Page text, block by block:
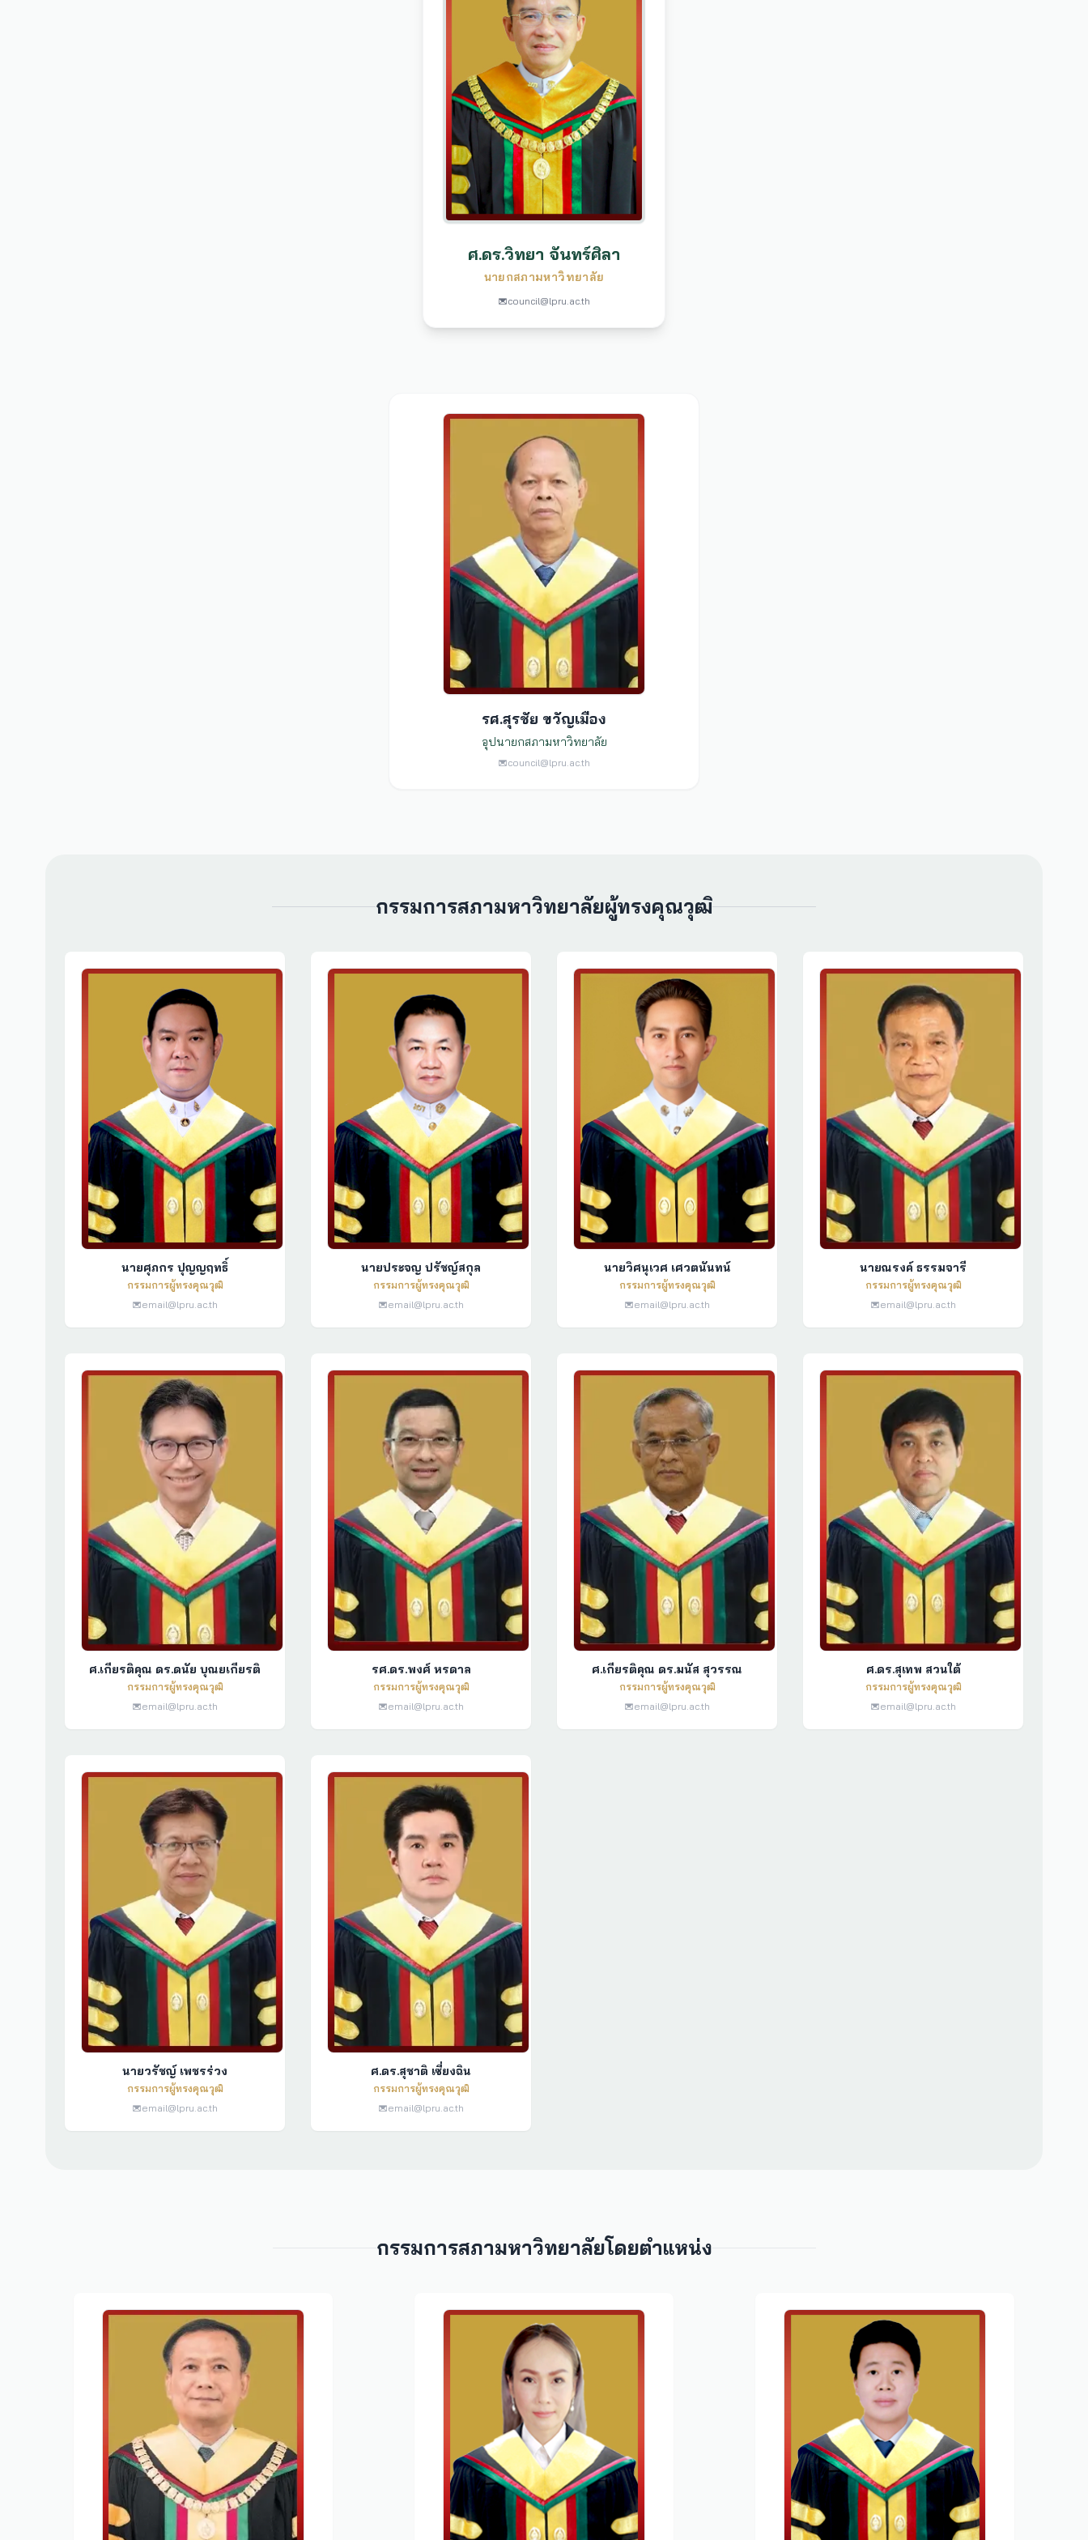
ศ.ดร.วิทยา จันทร์ศิลา
นายกสภามหาวิทยาลัย
council@lpru.ac.th
รศ.สุรชัย ขวัญเมือง
อุปนายกสภามหาวิทยาลัย
council@lpru.ac.th
กรรมการสภามหาวิทยาลัยผู้ทรงคุณวุฒิ
นายศุภกร ปุญญฤทธิ์
กรรมการผู้ทรงคุณวุฒิ
email@lpru.ac.th
นายประจญ ปรัชญ์สกุล
กรรมการผู้ทรงคุณวุฒิ
email@lpru.ac.th
นายวิศนุเวศ เศวตนันทน์
กรรมการผู้ทรงคุณวุฒิ
email@lpru.ac.th
นายณรงค์ ธรรมจารี
กรรมการผู้ทรงคุณวุฒิ
email@lpru.ac.th
ศ.เกียรติคุณ ดร.ดนัย บุณยเกียรติ
กรรมการผู้ทรงคุณวุฒิ
email@lpru.ac.th
รศ.ดร.พงศ์ หรดาล
กรรมการผู้ทรงคุณวุฒิ
email@lpru.ac.th
ศ.เกียรติคุณ ดร.มนัส สุวรรณ
กรรมการผู้ทรงคุณวุฒิ
email@lpru.ac.th
ศ.ดร.สุเทพ สวนใต้
กรรมการผู้ทรงคุณวุฒิ
email@lpru.ac.th
นายวรัชญ์ เพชรร่วง
กรรมการผู้ทรงคุณวุฒิ
email@lpru.ac.th
ศ.ดร.สุชาติ เซี่ยงฉิน
กรรมการผู้ทรงคุณวุฒิ
email@lpru.ac.th
กรรมการสภามหาวิทยาลัยโดยตำแหน่ง